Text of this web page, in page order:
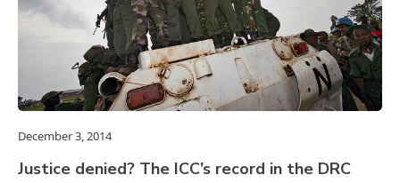
December 3, 2014
Justice denied? The ICC’s record in the DRC